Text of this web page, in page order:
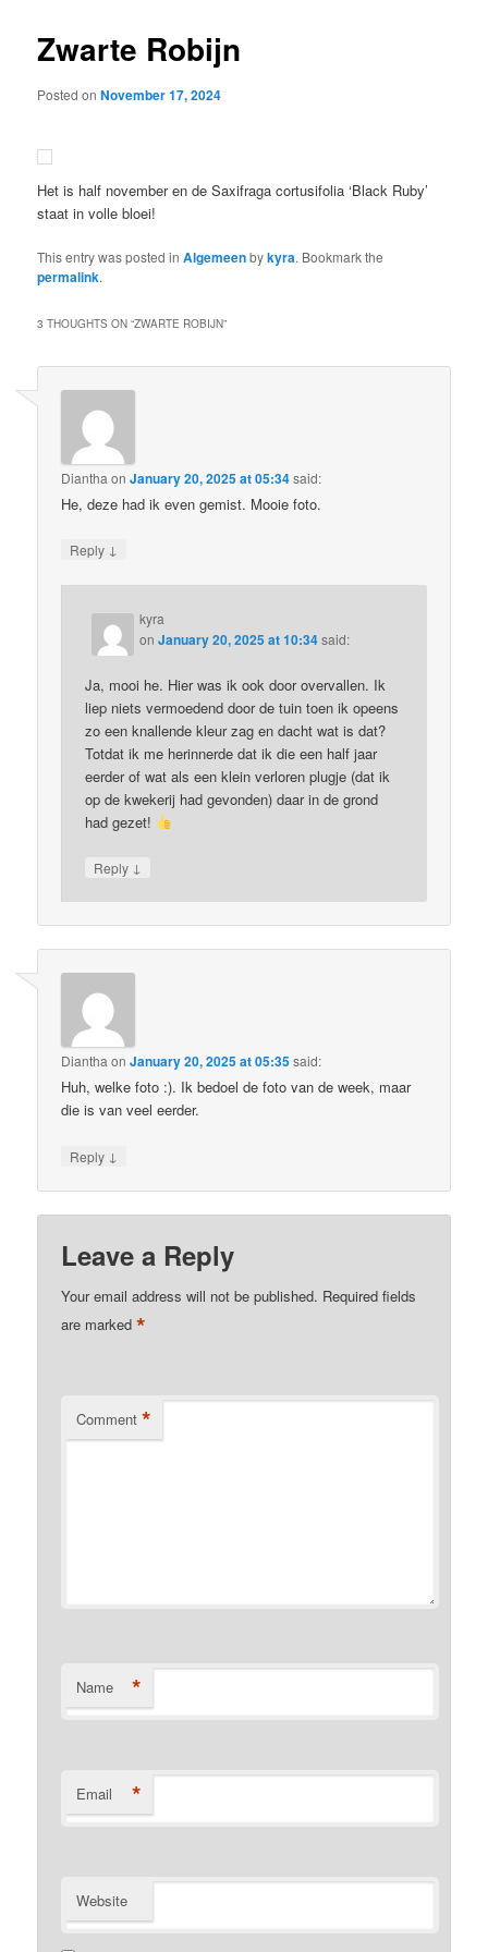
Zwarte Robijn
Posted onNovember 17, 2024
Het is half november en de Saxifraga cortusifolia ‘Black Ruby’
staat in volle bloei!
This entry was posted inAlgemeenbykyra. Bookmark the
permalink.
3 THOUGHTS ON “ZWARTE ROBIJN”
Diantha onJanuary 20, 2025 at 05:34said:
He, deze had ik even gemist. Mooie foto.
Reply ↓
kyra
onJanuary 20, 2025 at 10:34said:
Ja, mooi he. Hier was ik ook door overvallen. Ik
liep niets vermoedend door de tuin toen ik opeens
zo een knallende kleur zag en dacht wat is dat?
Totdat ik me herinnerde dat ik die een half jaar
eerder of wat als een klein verloren plugje (dat ik
op de kwekerij had gevonden) daar in de grond
had gezet!
Reply ↓
Diantha onJanuary 20, 2025 at 05:35said:
Huh, welke foto :). Ik bedoel de foto van de week, maar
die is van veel eerder.
Reply ↓
Leave a Reply
Your email address will not be published. Required fields
are marked*
Comment *
Name *
Email *
Website